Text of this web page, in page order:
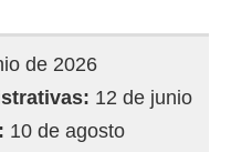
de 2026
12 de junio
10 de agosto